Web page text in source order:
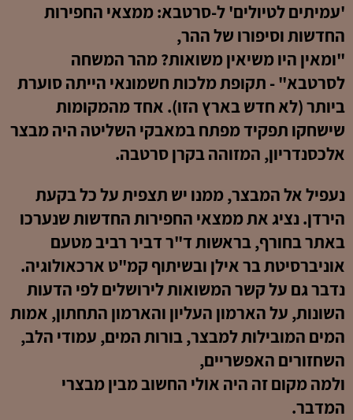
'עמיתים לטיולים' ל-סרטבא: ממצאי החפירות
החדשות וסיפורו של ההר,
"ומאין היו משיאין משואות? מהר המשחה
לסרטבא" - תקופת מלכות חשמונאי הייתה סוערת
ביותר (לא חדש בארץ הזו). אחד מהמקומות
שישחקו תפקיד מפתח במאבקי השליטה היה מבצר
אלכסנדריון, המזוהה בקרן סרטבה.
נעפיל אל המבצר, ממנו יש תצפית על כל בקעת
הירדן. נציג את ממצאי החפירות החדשות שנערכו
באתר בחורף, בראשות ד"ר דביר רביב מטעם
אוניברסיטת בר אילן ובשיתוף קמ"ט ארכאולוגיה.
נדבר גם על קשר המשואות לירושלים לפי הדעות
השונות, על הארמון העליון והארמון התחתון, אמות
המים המובילות למבצר, בורות המים, עמודי הלב,
השחזורים האפשריים,
ולמה מקום זה היה אולי החשוב מבין מבצרי
המדבר.